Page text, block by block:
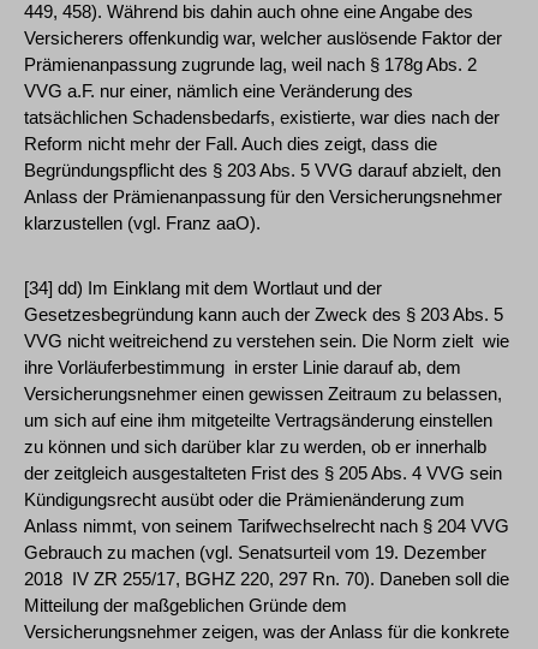
449, 458). Während bis dahin auch ohne eine Angabe des
Versicherers offenkundig war, welcher auslösende Faktor der
Prämienanpassung zugrunde lag, weil nach § 178g Abs. 2
VVG a.F. nur einer, nämlich eine Veränderung des
tatsächlichen Schadensbedarfs, existierte, war dies nach der
Reform nicht mehr der Fall. Auch dies zeigt, dass die
Begründungspflicht des § 203 Abs. 5 VVG darauf abzielt, den
Anlass der Prämienanpassung für den Versicherungsnehmer
klarzustellen (vgl. Franz aaO).
[34] dd) Im Einklang mit dem Wortlaut und der
Gesetzesbegründung kann auch der Zweck des § 203 Abs. 5
VVG nicht weitreichend zu verstehen sein. Die Norm zielt ­ wie
ihre Vorläuferbestimmung ­ in erster Linie darauf ab, dem
Versicherungsnehmer einen gewissen Zeitraum zu belassen,
um sich auf eine ihm mitgeteilte Vertragsänderung einstellen
zu können und sich darüber klar zu werden, ob er innerhalb
der zeitgleich ausgestalteten Frist des § 205 Abs. 4 VVG sein
Kündigungsrecht ausübt oder die Prämienänderung zum
Anlass nimmt, von seinem Tarifwechselrecht nach § 204 VVG
Gebrauch zu machen (vgl. Senatsurteil vom 19. Dezember
2018 ­ IV ZR 255/17, BGHZ 220, 297 Rn. 70). Daneben soll die
Mitteilung der maßgeblichen Gründe dem
Versicherungsnehmer zeigen, was der Anlass für die konkrete